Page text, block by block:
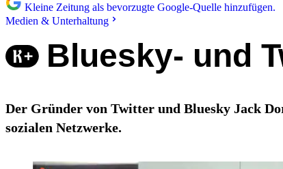
Kleine Zeitung als bevorzugte Google-Quelle hinzufügen.
Medien & Unterhaltung
Bluesky- und
Der Gründer von Twitter und Bluesky Jack
sozialen Netzwerke.